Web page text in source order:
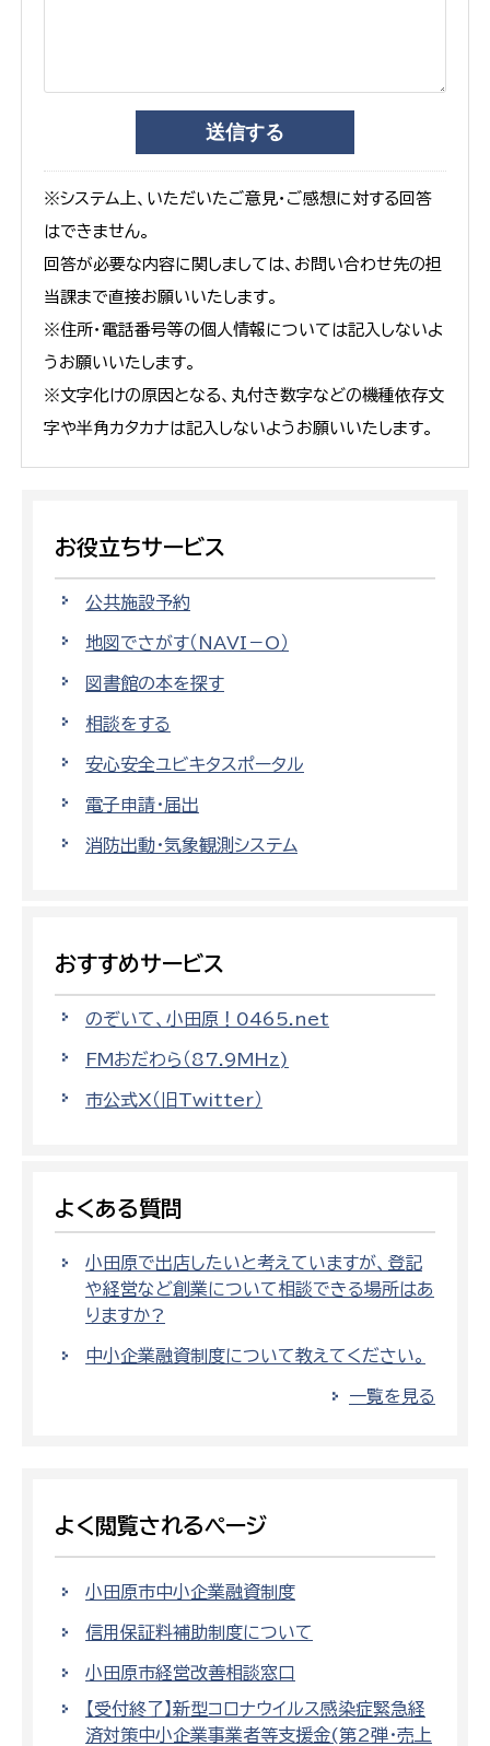
※システム上、いただいたご意見・ご感想に対する回答
はできません。
回答が必要な内容に関しましては、お問い合わせ先の担
当課まで直接お願いいたします。
※住所・電話番号等の個人情報については記入しないよ
うお願いいたします。
※文字化けの原因となる、丸付き数字などの機種依存文
字や半角カタカナは記入しないようお願いいたします。
お役立ちサービス
公共施設予約
地図でさがす（NAVI－O）
図書館の本を探す
相談をする
安心安全ユビキタスポータル
電子申請・届出
消防出動・気象観測システム
おすすめサービス
のぞいて、小田原！0465.net
FMおだわら（87.9MHz)
市公式X（旧Twitter）
よくある質問
小田原で出店したいと考えていますが、登記
や経営など創業について相談できる場所はあ
りますか?
中小企業融資制度について教えてください。
一覧を見る
よく閲覧されるページ
小田原市中小企業融資制度
信用保証料補助制度について
小田原市経営改善相談窓口
【受付終了】新型コロナウイルス感染症緊急経
済対策中小企業事業者等支援金(第2弾・売上